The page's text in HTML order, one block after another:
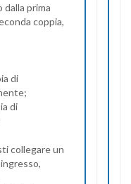
dalla prima
coppia,
di
di
collegare un